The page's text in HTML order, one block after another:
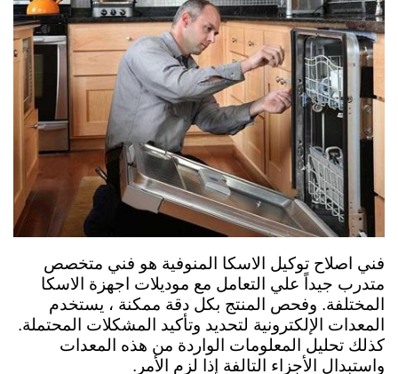
فني اصلاح توكيل الاسكا المنوفية هو فني متخصص
متدرب جيداً علي التعامل مع موديلات اجهزة الاسكا
المختلفة. وفحص المنتج بكل دقة ممكنة ، يستخدم
المعدات الإلكترونية لتحديد وتأكيد المشكلات المحتملة.
كذلك تحليل المعلومات الواردة من هذه المعدات
واستبدال الأجزاء التالفة إذا لزم الأمر.